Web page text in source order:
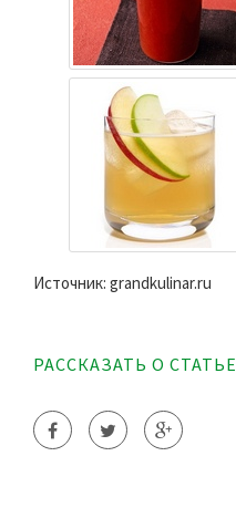
Источник: grandkulinar.ru
РАССКАЗАТЬ О СТАТЬЕ